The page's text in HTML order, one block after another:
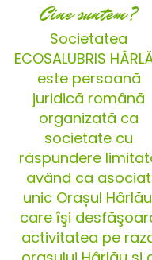
Cine suntem?
Societatea
ECOSALUBRIS
este persoană
juridică română
organizată ca
societate cu
răspundere
având ca asociat
unic Orașul
care îşi
activitatea pe